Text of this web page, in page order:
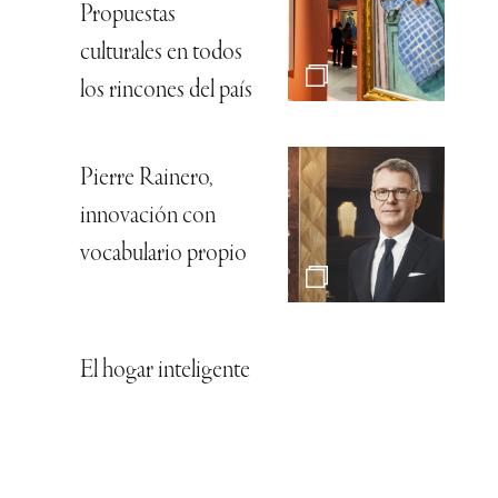
Propuestas
culturales en todos
los rincones del país
Pierre Rainero,
innovación con
vocabulario propio
El hogar inteligente